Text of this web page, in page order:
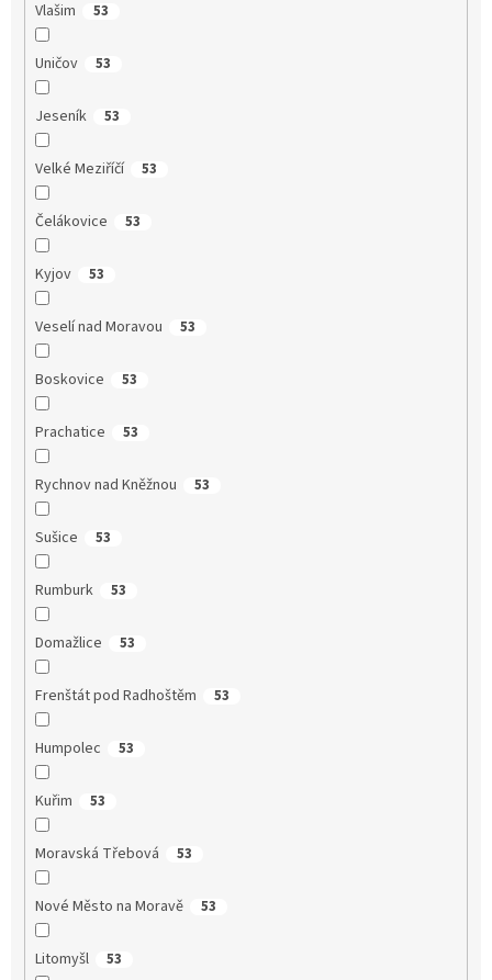
Vlašim 53
Uničov 53
Jeseník 53
Velké Meziříčí 53
Čelákovice 53
Kyjov 53
Veselí nad Moravou 53
Boskovice 53
Prachatice 53
Rychnov nad Kněžnou 53
Sušice 53
Rumburk 53
Domažlice 53
Frenštát pod Radhoštěm 53
Humpolec 53
Kuřim 53
Moravská Třebová 53
Nové Město na Moravě 53
Litomyšl 53